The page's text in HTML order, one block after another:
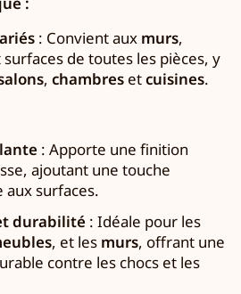
: Convient aux murs,
surfaces de toutes les pièces, y
, chambresetcuisines.
: Apporte une finition
ajoutant une touche
aux surfaces.
durabilité : Idéale pour les
, et les murs, offrant une
contre les chocs et les